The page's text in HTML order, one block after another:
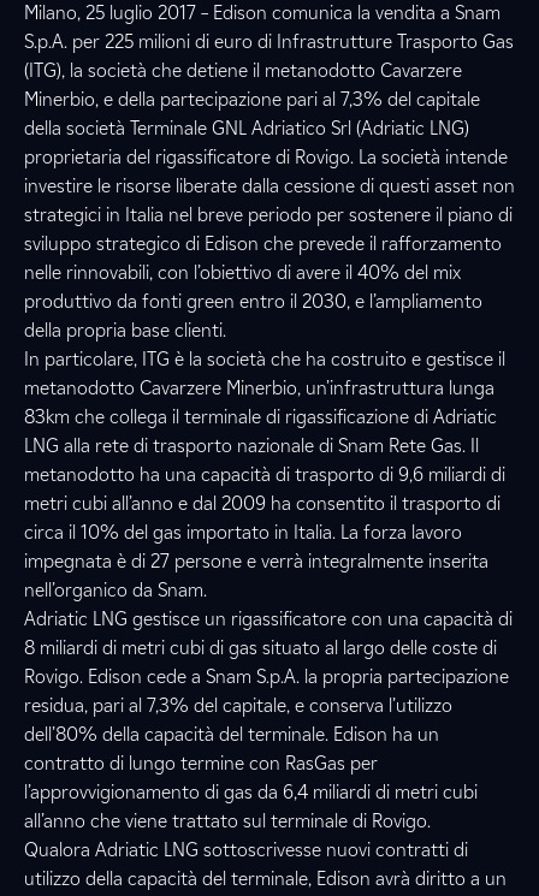
Milano, 25 luglio 2017 – Edison comunica la vendita a Snam
S.p.A. per 225 milioni di euro di Infrastrutture Trasporto Gas
(ITG), la società che detiene il metanodotto Cavarzere
Minerbio, e della partecipazione pari al 7,3% del capitale
della società Terminale GNL Adriatico Srl (Adriatic LNG)
proprietaria del rigassificatore di Rovigo. La società intende
investire le risorse liberate dalla cessione di questi asset non
strategici in Italia nel breve periodo per sostenere il piano di
sviluppo strategico di Edison che prevede il rafforzamento
nelle rinnovabili, con l’obiettivo di avere il 40% del mix
produttivo da fonti green entro il 2030, e l’ampliamento
della propria base clienti.
In particolare, ITG è la società che ha costruito e gestisce il
metanodotto Cavarzere Minerbio, un’infrastruttura lunga
83km che collega il terminale di rigassificazione di Adriatic
LNG alla rete di trasporto nazionale di Snam Rete Gas. Il
metanodotto ha una capacità di trasporto di 9,6 miliardi di
metri cubi all’anno e dal 2009 ha consentito il trasporto di
circa il 10% del gas importato in Italia. La forza lavoro
impegnata è di 27 persone e verrà integralmente inserita
nell’organico da Snam.
Adriatic LNG gestisce un rigassificatore con una capacità di
8 miliardi di metri cubi di gas situato al largo delle coste di
Rovigo. Edison cede a Snam S.p.A. la propria partecipazione
residua, pari al 7,3% del capitale, e conserva l’utilizzo
dell’80% della capacità del terminale. Edison ha un
contratto di lungo termine con RasGas per
l’approvvigionamento di gas da 6,4 miliardi di metri cubi
all’anno che viene trattato sul terminale di Rovigo.
Qualora Adriatic LNG sottoscrivesse nuovi contratti di
utilizzo della capacità del terminale, Edison avrà diritto a un